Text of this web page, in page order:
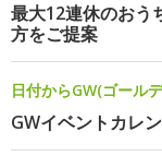
最大12連休のおう
方をご提案
日付からGW(ゴール
GWイベントカレ